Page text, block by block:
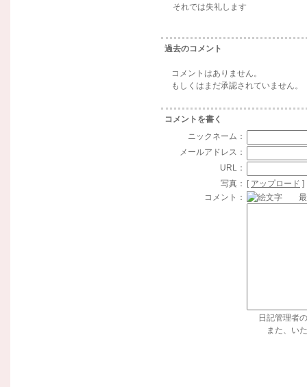
それでは失礼します
過去のコメント
コメントはありません。
もしくはまだ承認されていません。
コメントを書く
ニックネーム：
メールアドレス：
URL：
写真：
[ アップロード ]
コメント：
最
日記管理者
また、い